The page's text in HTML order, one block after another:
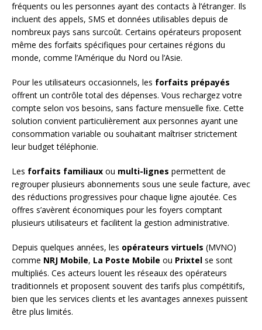
fréquents ou les personnes ayant des contacts à l’étranger. Ils
incluent des appels, SMS et données utilisables depuis de
nombreux pays sans surcoût. Certains opérateurs proposent
même des forfaits spécifiques pour certaines régions du
monde, comme l’Amérique du Nord ou l’Asie.
Pour les utilisateurs occasionnels, les forfaits prépayés
offrent un contrôle total des dépenses. Vous rechargez votre
compte selon vos besoins, sans facture mensuelle fixe. Cette
solution convient particulièrement aux personnes ayant une
consommation variable ou souhaitant maîtriser strictement
leur budget téléphonie.
Les forfaits familiaux ou multi-lignes permettent de
regrouper plusieurs abonnements sous une seule facture, avec
des réductions progressives pour chaque ligne ajoutée. Ces
offres s’avèrent économiques pour les foyers comptant
plusieurs utilisateurs et facilitent la gestion administrative.
Depuis quelques années, les opérateurs virtuels (MVNO)
comme NRJ Mobile, La Poste Mobile ou Prixtel se sont
multipliés. Ces acteurs louent les réseaux des opérateurs
traditionnels et proposent souvent des tarifs plus compétitifs,
bien que les services clients et les avantages annexes puissent
être plus limités.